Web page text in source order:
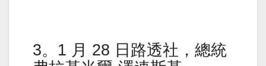
3。1 月 28 日路透社，總統